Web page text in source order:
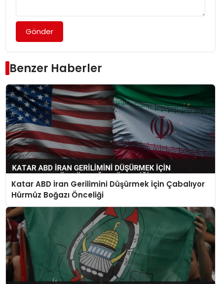
Gönder
Benzer Haberler
Katar ABD İran Gerilimini Düşürmek İçin Çabalıyor
Hürmüz Boğazı Önceliği